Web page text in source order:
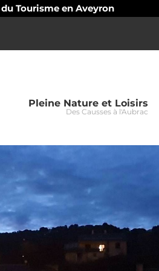
Tourisme en Aveyron
Pleine Nature et Loisirs
Des Causses à l'Aubrac